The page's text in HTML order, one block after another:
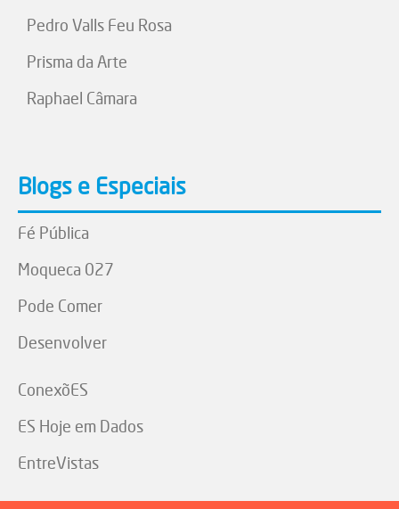
Pedro Valls Feu Rosa
Prisma da Arte
Raphael Câmara
Blogs e Especiais
Fé Pública
Moqueca 027
Pode Comer
Desenvolver
ConexõES
ES Hoje em Dados
EntreVistas